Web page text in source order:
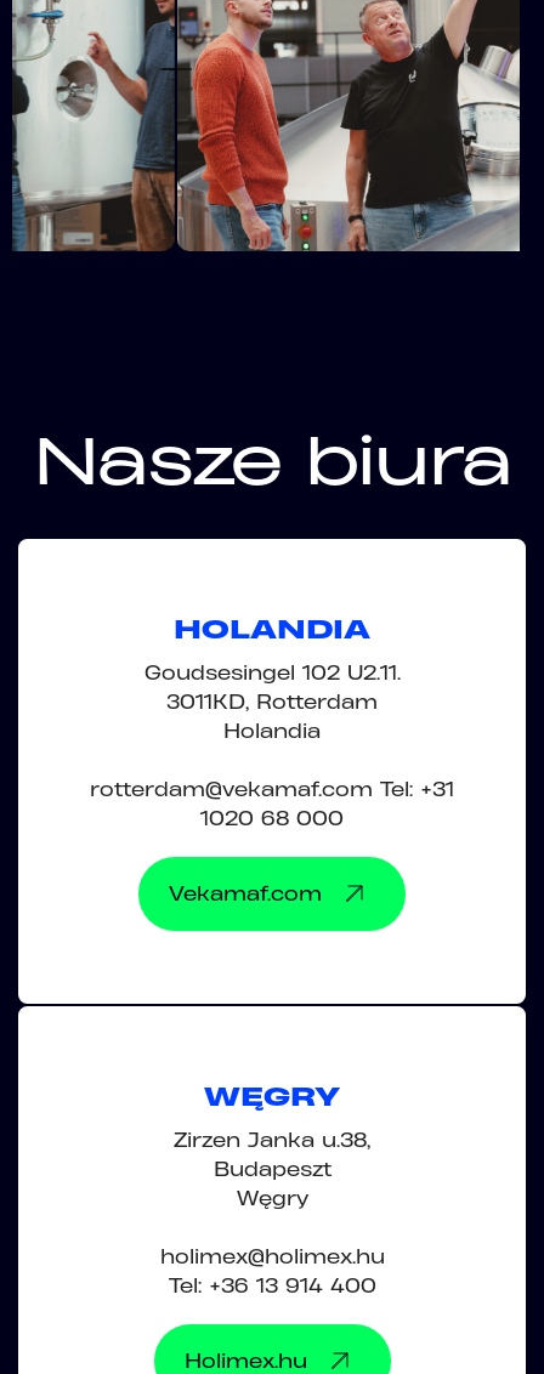
Nasze biura
HOLANDIA
Goudsesingel 102 U2.11.
3011KD, Rotterdam
Holandia
rotterdam@vekamaf.com Tel: +31
1020 68 000
Vekamaf.com
WĘGRY
Zirzen Janka u.38,
Budapeszt
Węgry
holimex@holimex.hu
Tel: +36 13 914 400
Holimex.hu